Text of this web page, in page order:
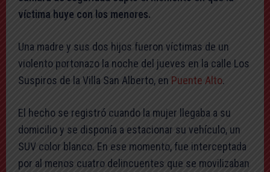
víctima huye con los menores.
Una madre y sus dos hijos fueron víctimas de un
violento portonazo la noche del jueves en la calle Los
Suspiros de la Villa San Alberto, en Puente Alto.
El hecho se registró cuando la mujer llegaba a su
domicilio y se disponía a estacionar su vehículo, un
SUV color blanco. En ese momento, fue interceptada
por al menos cuatro delincuentes que se movilizaban